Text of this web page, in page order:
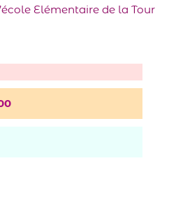
Elémentaire de la Tour